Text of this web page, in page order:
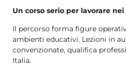
Un corso serio per lavorare
Il percorso forma figure
ambienti educativi. Lezioni in
convenzionate, qualifica
Italia.